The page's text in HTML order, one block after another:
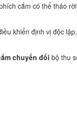
cắm có thể tháo
khiển định vị độc
chuyển đổi bộ thu